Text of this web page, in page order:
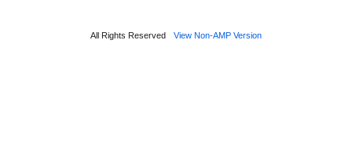
All Rights Reserved View Non-AMP Version